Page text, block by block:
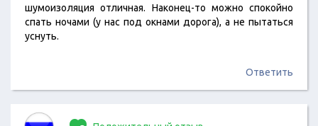
шумоизоляция отличная. Наконец-то можно спокойно
спать ночами (у нас под окнами дорога), а не пытаться
уснуть.
Ответить